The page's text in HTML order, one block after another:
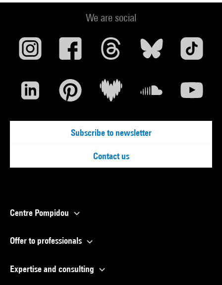
We are social
Subscribe to newsletter
Contact us
Centre Pompidou
Offer to professionals
Expertise and consulting